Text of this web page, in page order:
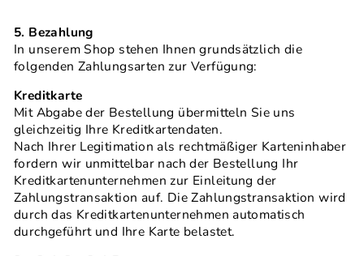
5. Bezahlung
In unserem Shop stehen Ihnen grundsätzlich die
folgenden Zahlungsarten zur Verfügung:
Kreditkarte
Mit Abgabe der Bestellung übermitteln Sie uns
gleichzeitig Ihre Kreditkartendaten.
Nach Ihrer Legitimation als rechtmäßiger Karteninhaber
fordern wir unmittelbar nach der Bestellung Ihr
Kreditkartenunternehmen zur Einleitung der
Zahlungstransaktion auf. Die Zahlungstransaktion wird
durch das Kreditkartenunternehmen automatisch
durchgeführt und Ihre Karte belastet.